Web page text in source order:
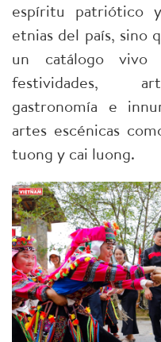
espíritu patriótico
etnias del país, sino
un catálogo
festividades,
gastronomía e
artes escénicas
tuong y cai luong.